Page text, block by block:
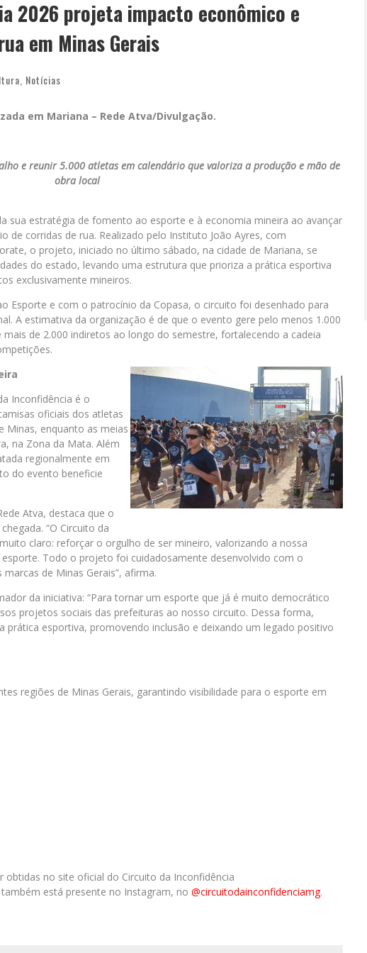
2026 projeta impacto econômico e
em Minas Gerais
Notícias
em Mariana – Rede Atva/Divulgação.
e reunir 5.000 atletas em calendário que valoriza a produção e mão de
obra local
sua estratégia de fomento ao esporte e à economia mineira ao avançar
de corridas de rua. Realizado pelo Instituto João Ayres, com
o projeto, iniciado no último sábado, na cidade de Mariana, se
do estado, levando uma estrutura que prioriza a prática esportiva
exclusivamente mineiros.
Esporte e com o patrocínio da Copasa, o circuito foi desenhado para
A estimativa da organização é de que o evento gere pelo menos 1.000
de 2.000 indiretos ao longo do semestre, fortalecendo a cadeia
Inconfidência é o
oficiais dos atletas
Minas, enquanto as meias
na Zona da Mata. Além
regionalmente em
do evento beneficie
Atva, destaca que o
“O Circuito da
claro: reforçar o orgulho de ser mineiro, valorizando a nossa
Todo o projeto foi cuidadosamente desenvolvido com o
de Minas Gerais”, afirma.
da iniciativa: “Para tornar um esporte que já é muito democrático
projetos sociais das prefeituras ao nosso circuito. Dessa forma,
prática esportiva, promovendo inclusão e deixando um legado positivo
regiões de Minas Gerais, garantindo visibilidade para o esporte em
no site oficial do Circuito da Inconfidência
está presente no Instagram, no @circuitodainconfidenciamg.